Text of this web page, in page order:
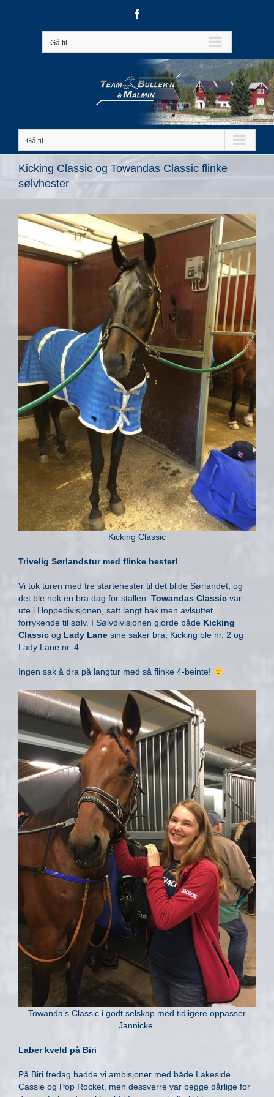
Gå til...
Gå til...
Kicking Classic og Towandas Classic flinke
sølvhester
Kicking Classic
Trivelig Sørlandstur med flinke hester!
Vi tok turen med tre startehester til det blide Sørlandet, og
det ble nok en bra dag for stallen. Towandas Classic var
ute i Hoppedivisjonen, satt langt bak men avlsuttet
forrykende til sølv. I Sølvdivisjonen gjorde både Kicking
Classic og Lady Lane sine saker bra, Kicking ble nr. 2 og
Lady Lane nr. 4.
Ingen sak å dra på langtur med så flinke 4-beinte!
Towanda’s Classic i godt selskap med tidligere oppasser
Jannicke.
Laber kveld på Biri
På Biri fredag hadde vi ambisjoner med både Lakeside
Cassie og Pop Rocket, men dessverre var begge dårlige for